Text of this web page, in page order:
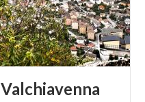
Valchiavenna